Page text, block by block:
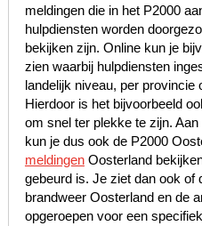
meldingen die in het P2000
hulpdiensten worden
bekijken zijn. Online kun je
zien waarbij hulpdiensten
landelijk niveau, per provincie
Hierdoor is het bijvoorbeeld
om snel ter plekke te zijn.
kun je dus ook de P2000
meldingenOosterland
gebeurd is. Je ziet dan ook of
brandweer Oosterland en de
opgeroepen voor een